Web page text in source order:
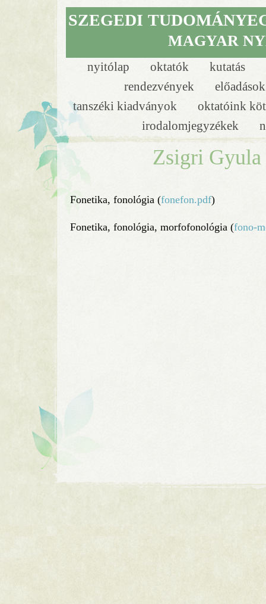
SZEGEDI
MAGYAR
nyitólap oktatók kutatás
rendezvények
tanszéki kiadványok
oktatóink
irodalomjegyzékek
Zsigri
Fonetika, fonológia (fonefon.pdf)
Fonetika, fonológia, morfofonológia (fono-